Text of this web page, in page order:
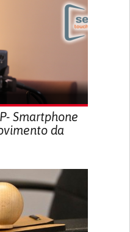
Smartphone
da